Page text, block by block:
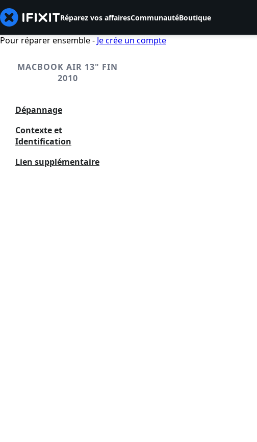
Réparez vos affairesCommunautéBoutique
Pour réparer ensemble - Je crée un compte
MACBOOK AIR 13" FIN
2010
Dépannage
Contexte et
Identification
Lien supplémentaire